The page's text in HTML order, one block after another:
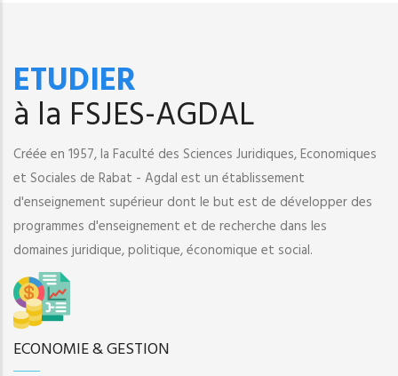
ETUDIER
à la FSJES-AGDAL
Créée en 1957, la Faculté des Sciences Juridiques, Economiques
et Sociales de Rabat - Agdal est un établissement
d'enseignement supérieur dont le but est de développer des
programmes d'enseignement et de recherche dans les
domaines juridique, politique, économique et social.
ECONOMIE & GESTION